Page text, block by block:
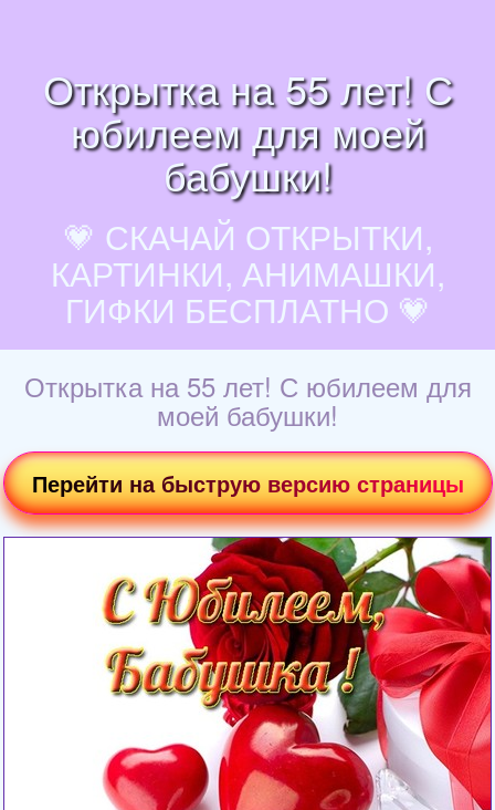
Открытка на 55 лет! С
юбилеем для моей
бабушки!
💗 СКАЧАЙ ОТКРЫТКИ,
КАРТИНКИ, АНИМАШКИ,
ГИФКИ БЕСПЛАТНО 💗
Открытка на 55 лет! С юбилеем для
моей бабушки!
Перейти на быструю версию страницы
Загрузка картинки...